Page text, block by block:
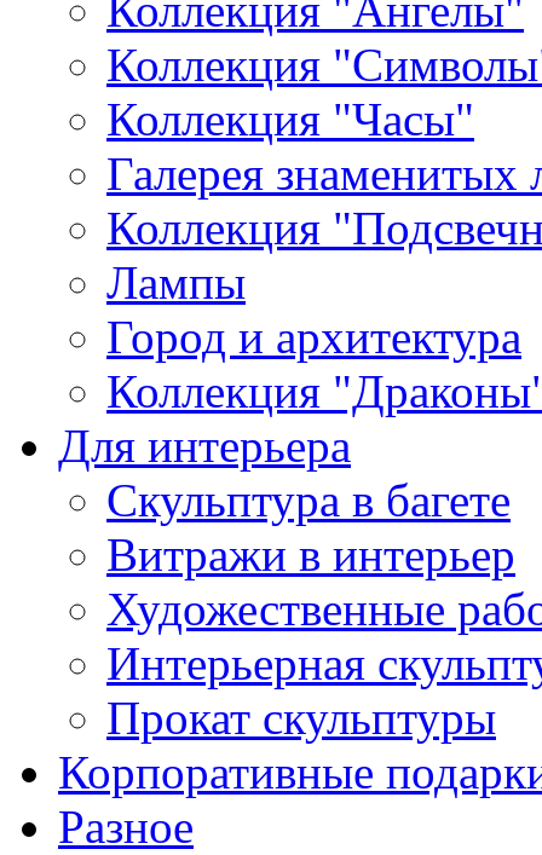
Коллекция "Ангелы"
Коллекция
Коллекция "Часы"
Галерея знаменитых
Коллекция
Лампы
Город и архитектура
Коллекция
Для интерьера
Скульптура в багете
Витражи в интерьер
Художественные
Интерьерная
Прокат скульптуры
Корпоративные
Разное